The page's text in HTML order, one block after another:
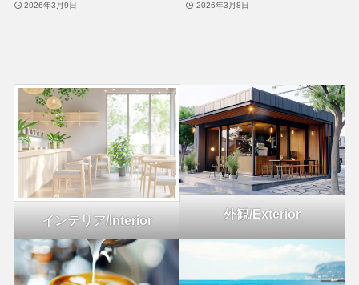
2026年3月9日 2026年3月8日
インテリア/Interior 外観/Exterior